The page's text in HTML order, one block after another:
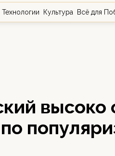
Технологии Культура Всё для
высоко